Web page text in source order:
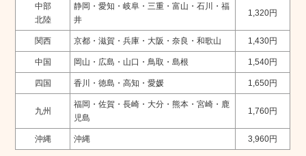
中部
北陸
静岡・愛知・岐阜・三重・富山・石川・福
井
1,320円
関西 京都・滋賀・兵庫・大阪・奈良・和歌山 1,430円
中国 岡山・広島・山口・鳥取・島根 1,540円
四国 香川・徳島・高知・愛媛 1,650円
九州
福岡・佐賀・長崎・大分・熊本・宮崎・鹿
児島
1,760円
沖縄 沖縄 3,960円